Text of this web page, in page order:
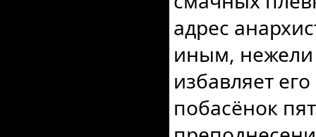
адрес
иным, нежели
избавляет
побасёнок